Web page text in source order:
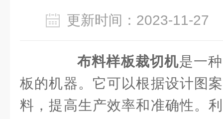
更新时间：2023-11-
布料样板裁切机是一
板的机器。它可以根据设计图
料，提高生产效率和准确性。